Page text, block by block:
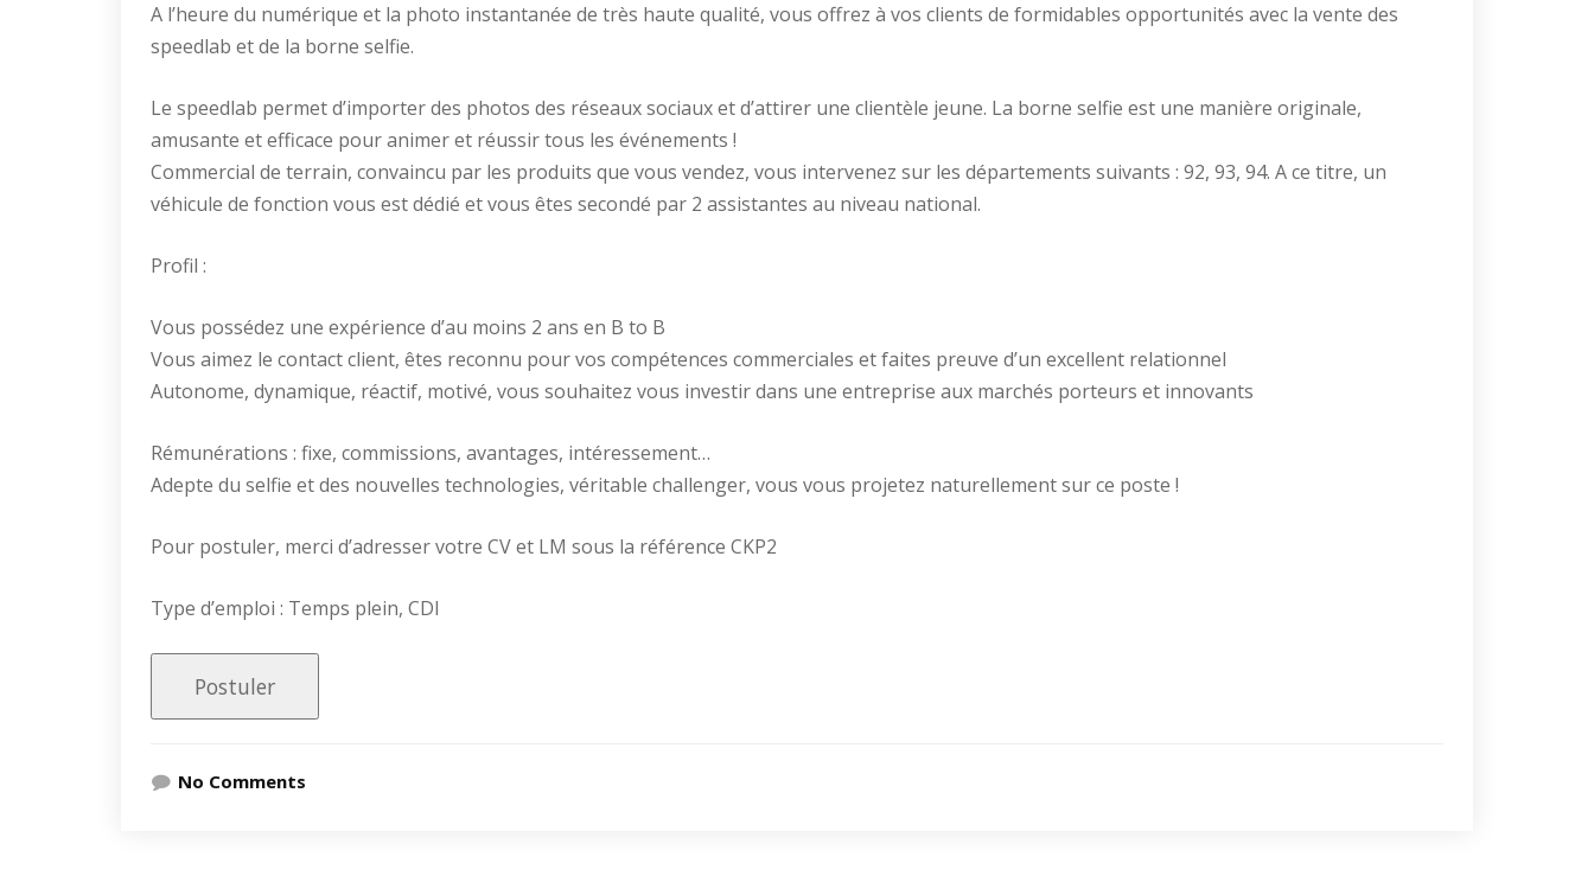
A l’heure du numérique et la photo instantanée de très haute qualité, vous offrez à vos clients de formidables opportunités avec la vente des
speedlab et de la borne selfie.
Le speedlab permet d’importer des photos des réseaux sociaux et d’attirer une clientèle jeune. La borne selfie est une manière originale,
amusante et efficace pour animer et réussir tous les événements !
Commercial de terrain, convaincu par les produits que vous vendez, vous intervenez sur les départements suivants : 92, 93, 94. A ce titre, un
véhicule de fonction vous est dédié et vous êtes secondé par 2 assistantes au niveau national.
Profil :
Vous possédez une expérience d’au moins 2 ans en B to B
Vous aimez le contact client, êtes reconnu pour vos compétences commerciales et faites preuve d’un excellent relationnel
Autonome, dynamique, réactif, motivé, vous souhaitez vous investir dans une entreprise aux marchés porteurs et innovants
Rémunérations : fixe, commissions, avantages, intéressement…
Adepte du selfie et des nouvelles technologies, véritable challenger, vous vous projetez naturellement sur ce poste !
Pour postuler, merci d’adresser votre CV et LM sous la référence CKP2
Type d’emploi : Temps plein, CDI
No Comments